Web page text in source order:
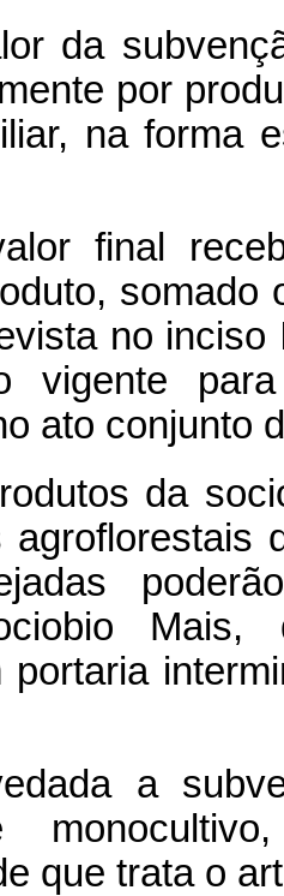
da
por
na forma
final
no
vigente
ato conjunto
da
agroflorestais
Mais,
portaria
a
que trata o